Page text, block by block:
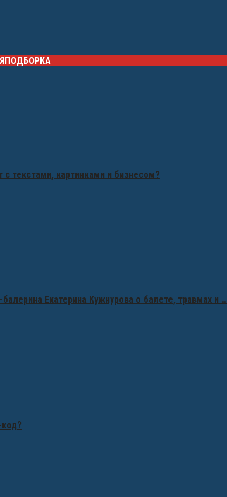
ПОДБОРКА
с текстами, картинками и бизнесом?
Екатерина Кужнурова о балете, травмах и …